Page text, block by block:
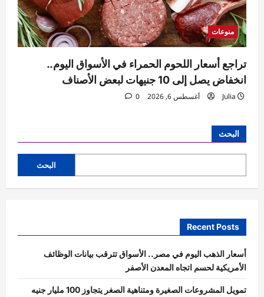
منوعات
تراجع أسعار اللحوم الحمراء في الأسواق اليوم..
انخفاض يصل إلى 10 جنيهات لبعض الأصناف
Julia أغسطس 6, 2026 0
البحث
البحث
Recent Posts
أسعار الذهب اليوم في مصر.. الأسواق تترقب بيانات الوظائف
الأمريكية لحسم اتجاه المعدن الأصفر
تمويل المشروعات الصغيرة ومتناهية الصغر يتجاوز 100 مليار جنيه